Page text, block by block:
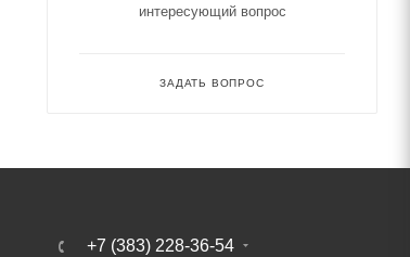
интересующий вопрос
ЗАДАТЬ ВОПРОС
+7 (383) 228-36-54